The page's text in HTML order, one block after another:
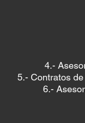
4.-
5.- Contratos
6.-